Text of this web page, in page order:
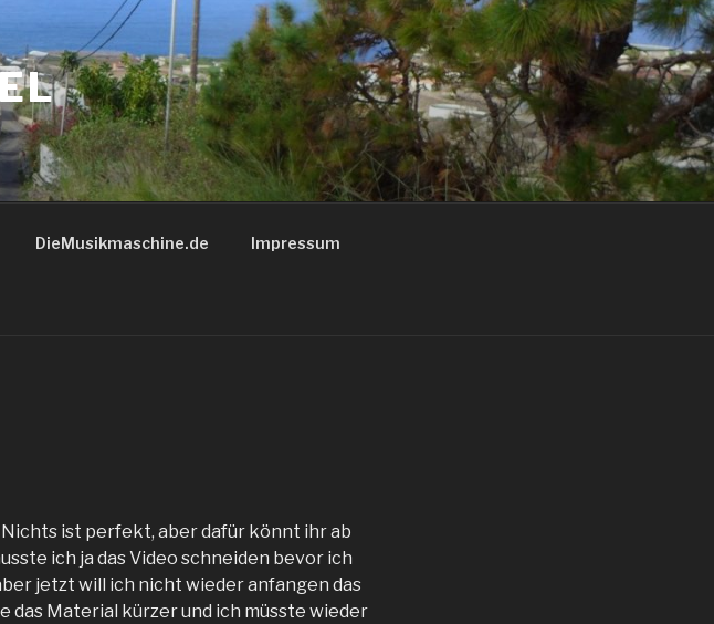
DieMusikmaschine.de Impressum
ist perfekt, aber dafür könnt ihr ab
ich ja das Video schneiden bevor ich
jetzt will ich nicht wieder anfangen das
das Material kürzer und ich müsste wieder